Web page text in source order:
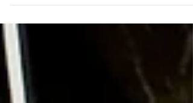
Wie das Landesarbeitsgericht (LAG) Schleswig-
ausführte, kann eine sexuelle Belästigung zu...